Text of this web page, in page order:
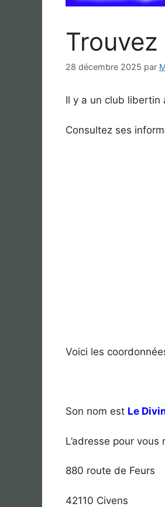
28 décembre 2025 par
Il y a un club libertin
Consultez ses
Voici les
Son nom est Le
L’adresse pour
880 route de Feurs
42110 Civens